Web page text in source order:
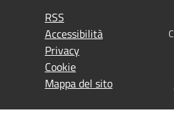
RSS
Accessibilità
Privacy
Cookie
Mappa del sito